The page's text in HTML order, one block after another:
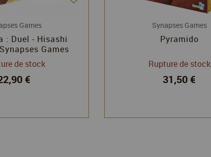
Games
: Duel - Hisashi
Games
de stock
€
Synapses Games
Pyramido
Rupture de stock
31,50 €